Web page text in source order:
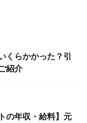
くらかかった？引
紹介
の年収・給料】元